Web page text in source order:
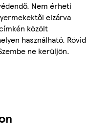
Nem érheti
elzárva
közölt
használható. Rövid
ne kerüljön.